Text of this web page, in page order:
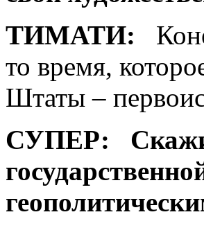
ТИМАТИ:
то время,
Штаты –
СУПЕР: